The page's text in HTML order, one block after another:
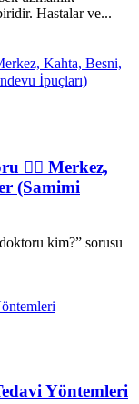
Hastalar ve...
👨‍⚕️ Merkez,
(Samimi
kim?” sorusu
Yöntemleri